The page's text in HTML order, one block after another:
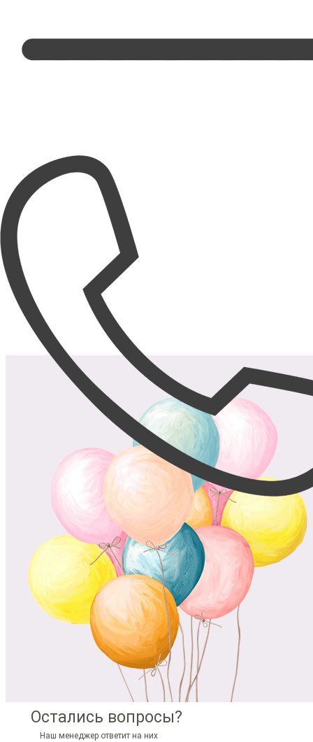
Остались вопросы?
Наш менеджер ответит на них